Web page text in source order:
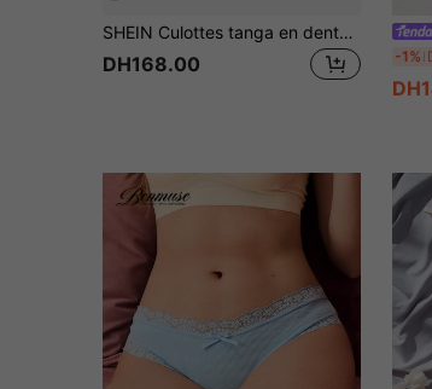
SHEIN Culottes tanga en dentelle et tulle sexy pour femmes
DH168.00 -1%